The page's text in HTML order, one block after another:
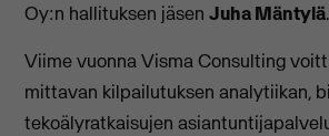
Oy:n hallituksen jäsenJuha Mäntylä.
Viime vuonna Visma Consulting
mittavan kilpailutuksen analytiikan,
tekoälyratkaisujen